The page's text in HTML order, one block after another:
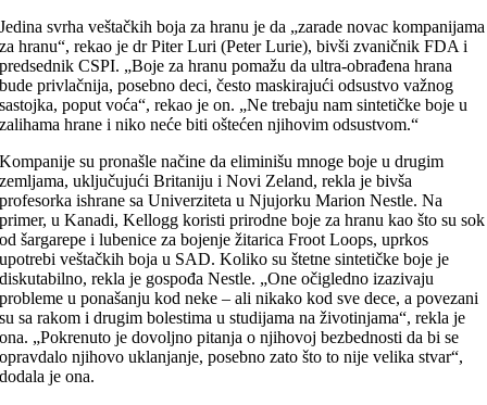
Jedina svrha veštačkih boja za hranu je da „zarade novac kompanijama
za hranu“, rekao je dr Piter Luri (Peter Lurie), bivši zvaničnik FDA i
predsednik CSPI. „Boje za hranu pomažu da ultra-obrađena hrana
bude privlačnija, posebno deci, često maskirajući odsustvo važnog
sastojka, poput voća“, rekao je on. „Ne trebaju nam sintetičke boje u
zalihama hrane i niko neće biti oštećen njihovim odsustvom.“
Kompanije su pronašle načine da eliminišu mnoge boje u drugim
zemljama, uključujući Britaniju i Novi Zeland, rekla je bivša
profesorka ishrane sa Univerziteta u Njujorku Marion Nestle. Na
primer, u Kanadi, Kellogg koristi prirodne boje za hranu kao što su sok
od šargarepe i lubenice za bojenje žitarica Froot Loops, uprkos
upotrebi veštačkih boja u SAD. Koliko su štetne sintetičke boje je
diskutabilno, rekla je gospođa Nestle. „One očigledno izazivaju
probleme u ponašanju kod neke – ali nikako kod sve dece, a povezani
su sa rakom i drugim bolestima u studijama na životinjama“, rekla je
ona. „Pokrenuto je dovoljno pitanja o njihovoj bezbednosti da bi se
opravdalo njihovo uklanjanje, posebno zato što to nije velika stvar“,
dodala je ona.